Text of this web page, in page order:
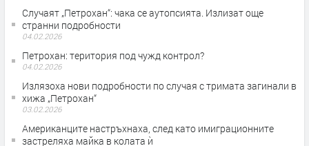
Случаят „Петрохан“: чака се аутопсията. Излизат още
странни подробности
04.02.2026
Петрохан: територия под чужд контрол?
04.02.2026
Излязоха нови подробности по случая с тримата загинали в
хижа „Петрохан“
03.02.2026
Американците настръхнаха, след като имиграционните
застреляха майка в колата ѝ